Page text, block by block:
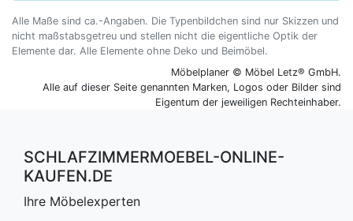
Alle Maße sind ca.-Angaben. Die Typenbildchen sind nur Skizzen und
nicht maßstabsgetreu und stellen nicht die eigentliche Optik der
Elemente dar. Alle Elemente ohne Deko und Beimöbel.
Möbelplaner © Möbel Letz® GmbH.
Alle auf dieser Seite genannten Marken, Logos oder Bilder sind
Eigentum der jeweiligen Rechteinhaber.
SCHLAFZIMMERMOEBEL-ONLINE-
KAUFEN.DE
Ihre Möbelexperten